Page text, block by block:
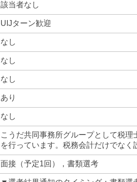
該当者なし
UIJターン歓迎
なし
なし
なし
あり
なし
こうだ共同事務所グループとして税
を行っています。税務会計だけでなく
面接（予定1回），書類選考